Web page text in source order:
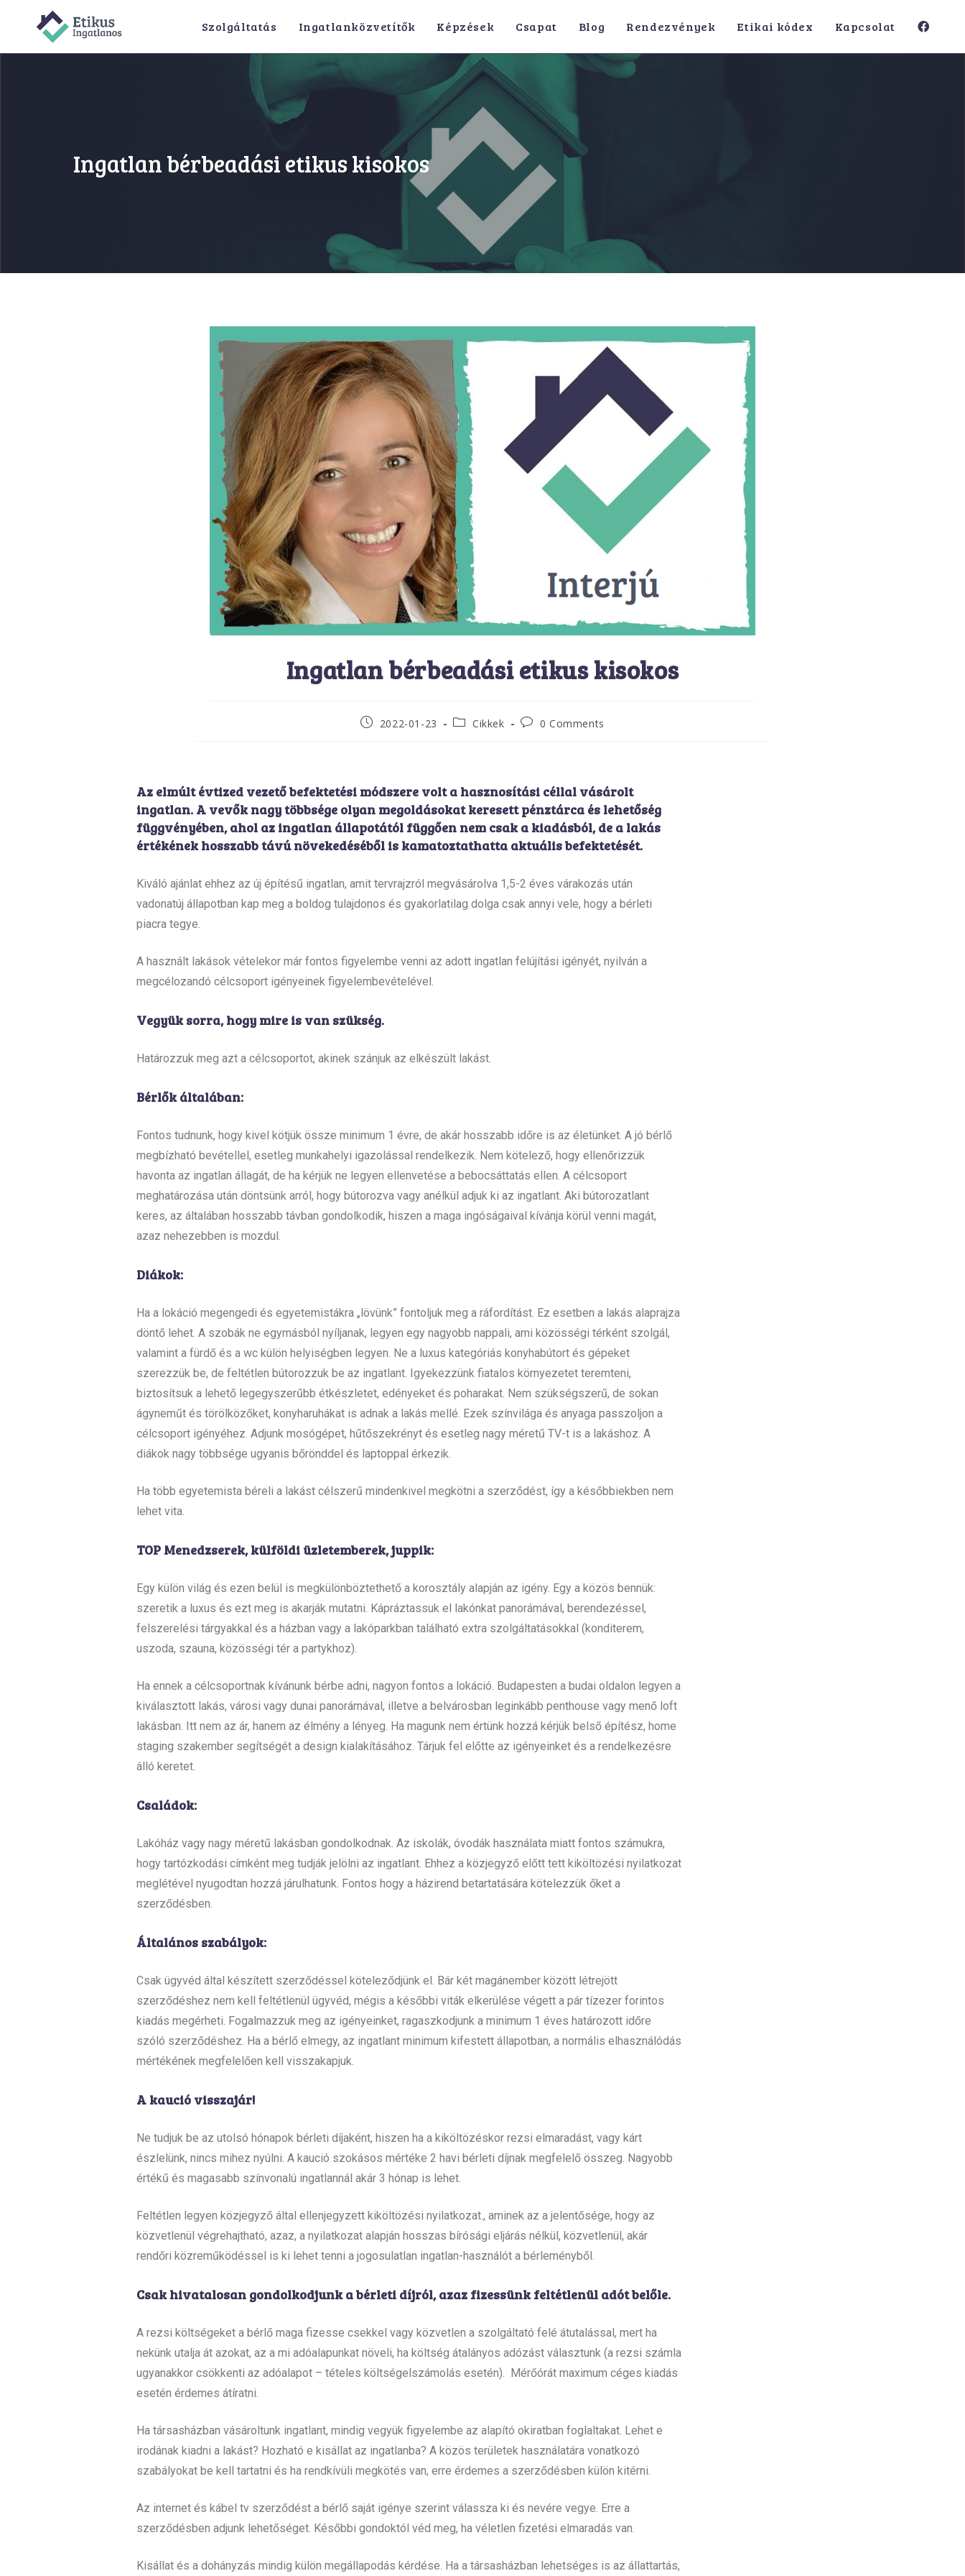
Szolgáltatás Ingatlanközvetítők Képzések Csapat Blog Rendezvények Etikai kódex Kapcsolat
Ingatlan bérbeadási etikus kisokos
Ingatlan bérbeadási etikus kisokos
2022-01-23 Cikkek 0 Comments
Az elmúlt évtized vezető befektetési módszere volt a hasznosítási céllal vásárolt
ingatlan. A vevők nagy többsége olyan megoldásokat keresett pénztárca és lehetőség
függvényében, ahol az ingatlan állapotától függően nem csak a kiadásból, de a lakás
értékének hosszabb távú növekedéséből is kamatoztathatta aktuális befektetését.
Kiváló ajánlat ehhez az új építésű ingatlan, amit tervrajzról megvásárolva 1,5-2 éves várakozás után
vadonatúj állapotban kap meg a boldog tulajdonos és gyakorlatilag dolga csak annyi vele, hogy a bérleti
piacra tegye.
A használt lakások vételekor már fontos figyelembe venni az adott ingatlan felújítási igényét, nyilván a
megcélozandó célcsoport igényeinek figyelembevételével.
Vegyük sorra, hogy mire is van szükség.
Határozzuk meg azt a célcsoportot, akinek szánjuk az elkészült lakást.
Bérlők általában:
Fontos tudnunk, hogy kivel kötjük össze minimum 1 évre, de akár hosszabb időre is az életünket. A jó bérlő
megbízható bevétellel, esetleg munkahelyi igazolással rendelkezik. Nem kötelező, hogy ellenőrizzük
havonta az ingatlan állagát, de ha kérjük ne legyen ellenvetése a bebocsáttatás ellen. A célcsoport
meghatározása után döntsünk arról, hogy bútorozva vagy anélkül adjuk ki az ingatlant. Aki bútorozatlant
keres, az általában hosszabb távban gondolkodik, hiszen a maga ingóságaival kívánja körül venni magát,
azaz nehezebben is mozdul.
Diákok:
Ha a lokáció megengedi és egyetemistákra „lövünk” fontoljuk meg a ráfordítást. Ez esetben a lakás alaprajza
döntő lehet. A szobák ne egymásból nyíljanak, legyen egy nagyobb nappali, ami közösségi térként szolgál,
valamint a fürdő és a wc külön helyiségben legyen. Ne a luxus kategóriás konyhabútort és gépeket
szerezzük be, de feltétlen bútorozzuk be az ingatlant. Igyekezzünk fiatalos környezetet teremteni,
biztosítsuk a lehető legegyszerűbb étkészletet, edényeket és poharakat. Nem szükségszerű, de sokan
ágyneműt és törölközőket, konyharuhákat is adnak a lakás mellé. Ezek színvilága és anyaga passzoljon a
célcsoport igényéhez. Adjunk mosógépet, hűtőszekrényt és esetleg nagy méretű TV-t is a lakáshoz. A
diákok nagy többsége ugyanis bőrönddel és laptoppal érkezik.
Ha több egyetemista béreli a lakást célszerű mindenkivel megkötni a szerződést, így a későbbiekben nem
lehet vita.
TOP Menedzserek, külföldi üzletemberek, juppik:
Egy külön világ és ezen belül is megkülönböztethető a korosztály alapján az igény. Egy a közös bennük:
szeretik a luxus és ezt meg is akarják mutatni. Kápráztassuk el lakónkat panorámával, berendezéssel,
felszerelési tárgyakkal és a házban vagy a lakóparkban található extra szolgáltatásokkal (konditerem,
uszoda, szauna, közösségi tér a partykhoz).
Ha ennek a célcsoportnak kívánunk bérbe adni, nagyon fontos a lokáció. Budapesten a budai oldalon legyen a
kiválasztott lakás, városi vagy dunai panorámával, illetve a belvárosban leginkább penthouse vagy menő loft
lakásban. Itt nem az ár, hanem az élmény a lényeg. Ha magunk nem értünk hozzá kérjük belső építész, home
staging szakember segítségét a design kialakításához. Tárjuk fel előtte az igényeinket és a rendelkezésre
álló keretet.
Családok:
Lakóház vagy nagy méretű lakásban gondolkodnak. Az iskolák, óvodák használata miatt fontos számukra,
hogy tartózkodási címként meg tudják jelölni az ingatlant. Ehhez a közjegyző előtt tett kiköltözési nyilatkozat
meglétével nyugodtan hozzá járulhatunk. Fontos hogy a házirend betartatására kötelezzük őket a
szerződésben.
Általános szabályok:
Csak ügyvéd által készített szerződéssel köteleződjünk el. Bár két magánember között létrejött
szerződéshez nem kell feltétlenül ügyvéd, mégis a későbbi viták elkerülése végett a pár tízezer forintos
kiadás megérheti. Fogalmazzuk meg az igényeinket, ragaszkodjunk a minimum 1 éves határozott időre
szóló szerződéshez. Ha a bérlő elmegy, az ingatlant minimum kifestett állapotban, a normális elhasználódás
mértékének megfelelően kell visszakapjuk.
A kaució visszajár!
Ne tudjuk be az utolsó hónapok bérleti díjaként, hiszen ha a kiköltözéskor rezsi elmaradást, vagy kárt
észlelünk, nincs mihez nyúlni. A kaució szokásos mértéke 2 havi bérleti díjnak megfelelő összeg. Nagyobb
értékű és magasabb színvonalú ingatlannál akár 3 hónap is lehet.
Feltétlen legyen közjegyző által ellenjegyzett kiköltözési nyilatkozat., aminek az a jelentősége, hogy az
közvetlenül végrehajtható, azaz, a nyilatkozat alapján hosszas bírósági eljárás nélkül, közvetlenül, akár
rendőri közreműködéssel is ki lehet tenni a jogosulatlan ingatlan-használót a bérleményből.
Csak hivatalosan gondolkodjunk a bérleti díjról, azaz fizessünk feltétlenül adót belőle.
A rezsi költségeket a bérlő maga fizesse csekkel vagy közvetlen a szolgáltató felé átutalással, mert ha
nekünk utalja át azokat, az a mi adóalapunkat növeli, ha költség átalányos adózást választunk (a rezsi számla
ugyanakkor csökkenti az adóalapot – tételes költségelszámolás esetén). Mérőórát maximum céges kiadás
esetén érdemes átíratni.
Ha társasházban vásároltunk ingatlant, mindig vegyük figyelembe az alapító okiratban foglaltakat. Lehet e
irodának kiadni a lakást? Hozható e kisállat az ingatlanba? A közös területek használatára vonatkozó
szabályokat be kell tartatni és ha rendkívüli megkötés van, erre érdemes a szerződésben külön kitérni.
Az internet és kábel tv szerződést a bérlő saját igénye szerint válassza ki és nevére vegye. Erre a
szerződésben adjunk lehetőséget. Későbbi gondoktól véd meg, ha véletlen fizetési elmaradás van.
Kisállat és a dohányzás mindig külön megállapodás kérdése. Ha a társasházban lehetséges is az állattartás,